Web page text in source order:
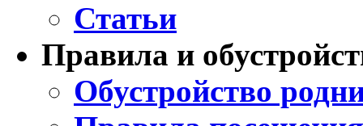
Статьи
Правила и
Обустройство